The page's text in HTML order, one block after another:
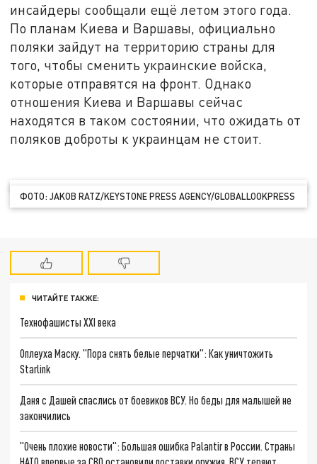
инсайдеры сообщали ещё летом этого года.
По планам Киева и Варшавы, официально
поляки зайдут на территорию страны для
того, чтобы сменить украинские войска,
которые отправятся на фронт. Однако
отношения Киева и Варшавы сейчас
находятся в таком состоянии, что ожидать от
поляков доброты к украинцам не стоит.
ФОТО: JAKOB RATZ/KEYSTONE PRESS AGENCY/GLOBALLOOKPRESS
ЧИТАЙТЕ ТАКЖЕ:
Технофашисты XXI века
Оплеуха Маску. "Пора снять белые перчатки": Как уничтожить
Starlink
Даня с Дашей спаслись от боевиков ВСУ. Но беды для малышей не
закончились
"Очень плохие новости": Большая ошибка Palantir в России. Страны